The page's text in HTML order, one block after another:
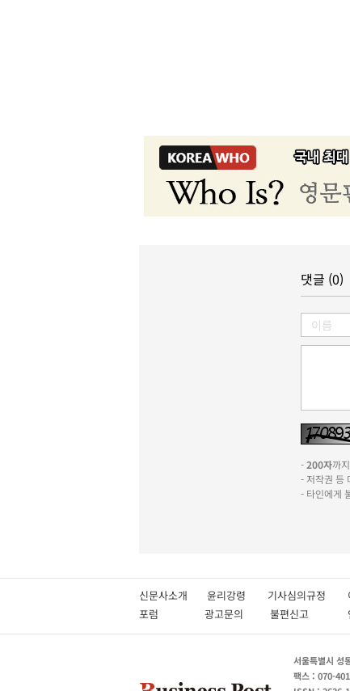
댓글 (0)
-200자까
- 저작권 등
- 타인에게
신문사소개 윤리강령 기사심의규정
포럼
광고문의 불편신고
서울특별시 성
팩스 : 070-